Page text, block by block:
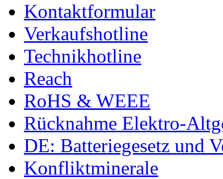
Kontaktformular
Verkaufshotline
Technikhotline
Reach
RoHS & WEEE
Rücknahme Elektro-
DE: Batteriegesetz und
Konfliktminerale